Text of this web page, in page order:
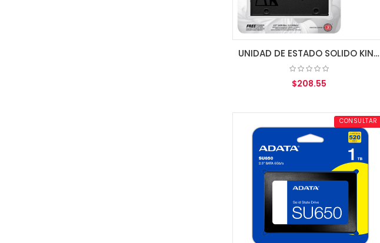
UNIDAD DE ESTADO SOLIDO KINGSTON 480GB A400 SATA3 2.5 SSD 7MM HEIGHT
$208.55
AGREGAR AL CARRITOCONSULTAR